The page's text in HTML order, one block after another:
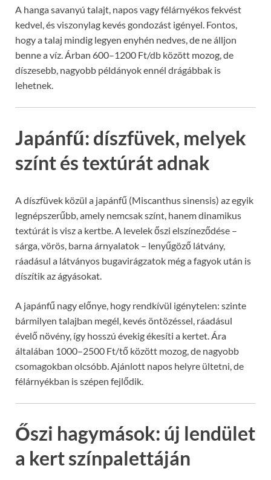
A hanga savanyú talajt, napos vagy félárnyékos fekvést
kedvel, és viszonylag kevés gondozást igényel. Fontos,
hogy a talaj mindig legyen enyhén nedves, de ne álljon
benne a víz. Árban 600–1200 Ft/db között mozog, de
díszesebb, nagyobb példányok ennél drágábbak is
lehetnek.
Japánfű: díszfüvek, melyek
színt és textúrát adnak
A díszfüvek közül a japánfű (Miscanthus sinensis) az egyik
legnépszerűbb, amely nemcsak színt, hanem dinamikus
textúrát is visz a kertbe. A levelek őszi elszíneződése –
sárga, vörös, barna árnyalatok – lenyűgöző látvány,
ráadásul a látványos bugavirágzatok még a fagyok után is
díszítik az ágyásokat.
A japánfű nagy előnye, hogy rendkívül igénytelen: szinte
bármilyen talajban megél, kevés öntözéssel, ráadásul
évelő növény, így hosszú évekig ékesíti a kertet. Ára
általában 1000–2500 Ft/tő között mozog, de nagyobb
csomagokban olcsóbb. Ajánlott napos helyre ültetni, de
félárnyékban is szépen fejlődik.
Őszi hagymások: új lendület
a kert színpalettáján